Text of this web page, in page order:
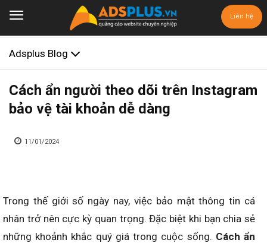
Liên hệ
Adsplus Blog
Cách ẩn người theo dõi trên Instagram
bảo vệ tài khoản dễ dàng
11/01/2024
Trong thế giới số ngày nay, việc bảo mật thông tin cá
nhân trở nên cực kỳ quan trọng. Đặc biệt khi bạn chia sẻ
những khoảnh khắc quý giá trong cuộc sống. Cách ẩn